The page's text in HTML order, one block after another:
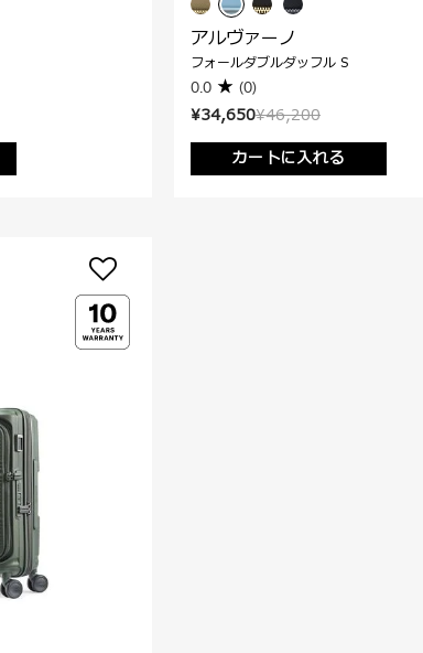
¥46,200
¥34,650
カートに入れる
アルヴァーノ
フォールダブルダッフル S
0.0 (0)